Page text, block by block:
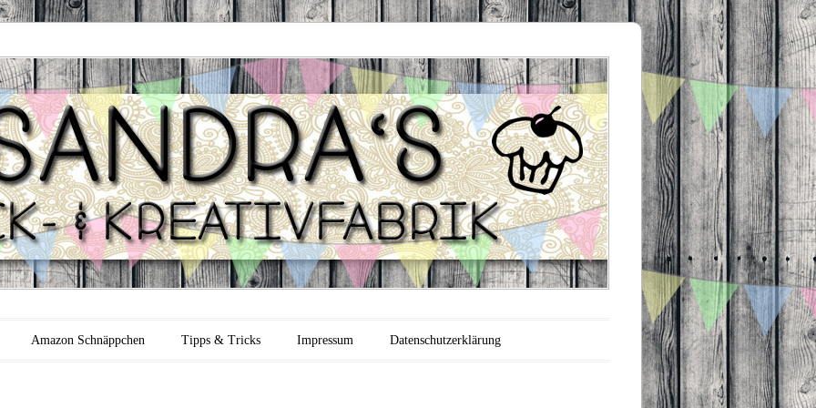
Backfabrik
Amazon Schnäppchen Tipps & Tricks Impressum Datenschutzerklärung